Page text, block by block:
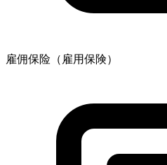
雇佣保险（雇用保険）